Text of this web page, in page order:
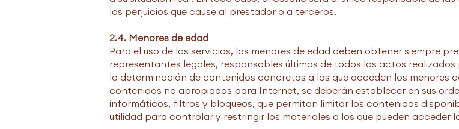
los perjuicios que cause al prestador o a terceros.
2.4. Menores de edad
Para el uso de los servicios, los menores de edad deben obtener siempre
representantes legales, responsables últimos de todos los actos
la determinación de contenidos concretos a los que acceden los menores
contenidos no apropiados para Internet, se deberán establecer en sus
informáticos, filtros y bloqueos, que permitan limitar los contenidos
utilidad para controlar y restringir los materiales a los que pueden acceder